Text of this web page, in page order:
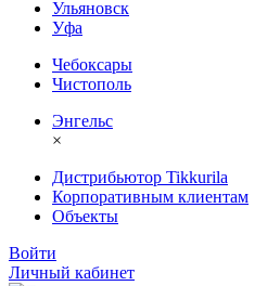
Ульяновск
Уфа
Чебоксары
Чистополь
Энгельс
×
Дистрибьютор Tikkurila
Корпоративным клиентам
Объекты
Войти
Личный кабинет